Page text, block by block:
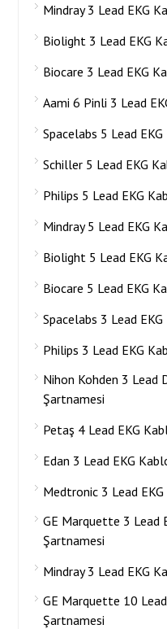
Mindray 3 Lead EKG
Biolight 3 Lead EKG
Biocare 3 Lead EKG
Aami 6 Pinli 3 Lead
Spacelabs 5 Lead
Schiller 5 Lead EKG
Philips 5 Lead EKG
Mindray 5 Lead EKG
Biolight 5 Lead EKG
Biocare 5 Lead EKG
Spacelabs 3 Lead
Philips 3 Lead EKG
Nihon Kohden 3 Lead
Şartnamesi
Petaş 4 Lead EKG
Edan 3 Lead EKG
Medtronic 3 Lead
GE Marquette 3 Lead
Şartnamesi
Mindray 3 Lead EKG
GE Marquette 10
Şartnamesi